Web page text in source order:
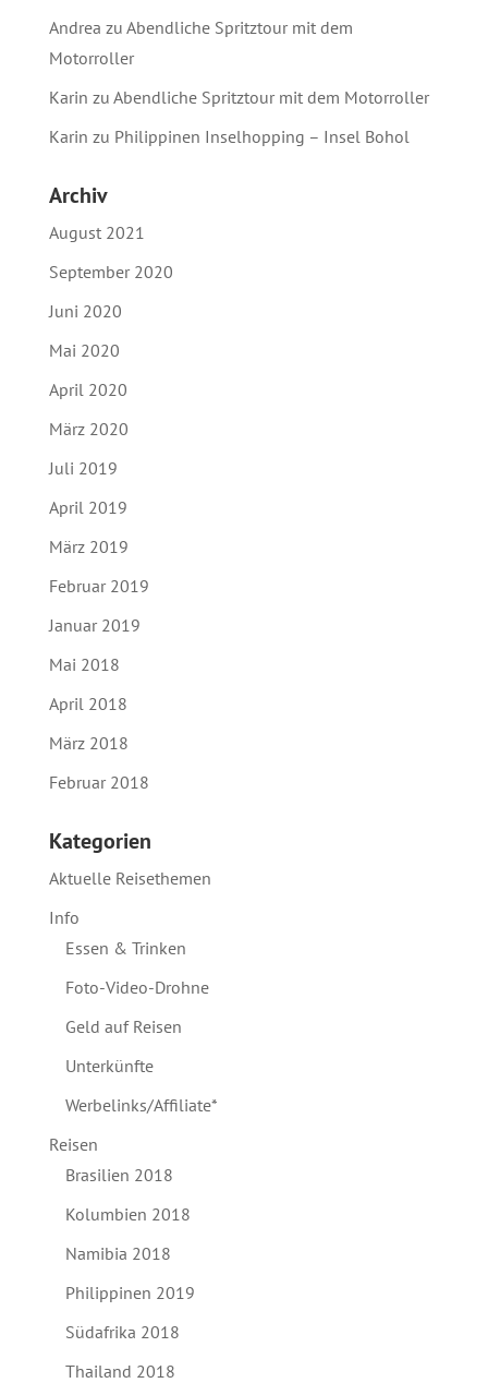
Andrea zu Abendliche Spritztour mit dem
Motorroller
Karin zu Abendliche Spritztour mit dem Motorroller
Karin zu Philippinen Inselhopping – Insel Bohol
Archiv
August 2021
September 2020
Juni 2020
Mai 2020
April 2020
März 2020
Juli 2019
April 2019
März 2019
Februar 2019
Januar 2019
Mai 2018
April 2018
März 2018
Februar 2018
Kategorien
Aktuelle Reisethemen
Info
Essen & Trinken
Foto-Video-Drohne
Geld auf Reisen
Unterkünfte
Werbelinks/Affiliate*
Reisen
Brasilien 2018
Kolumbien 2018
Namibia 2018
Philippinen 2019
Südafrika 2018
Thailand 2018